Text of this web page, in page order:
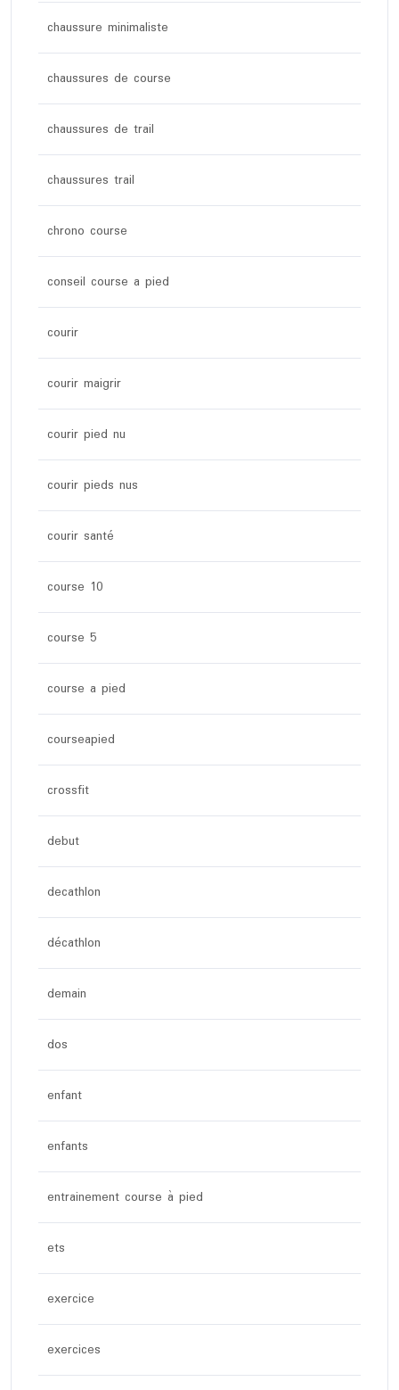
chaussure minimaliste
chaussures de course
chaussures de trail
chaussures trail
chrono course
conseil course a pied
courir
courir maigrir
courir pied nu
courir pieds nus
courir santé
course 10
course 5
course a pied
courseapied
crossfit
debut
decathlon
décathlon
demain
dos
enfant
enfants
entrainement course à pied
ets
exercice
exercices